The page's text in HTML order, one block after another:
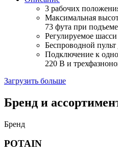
3 рабочих
Максимальная
73 фута при подъеме
Регулируемое шасси
Беспроводной
Подключение к
220 В и
Загрузить больше
Бренд и
Бренд
POTAIN